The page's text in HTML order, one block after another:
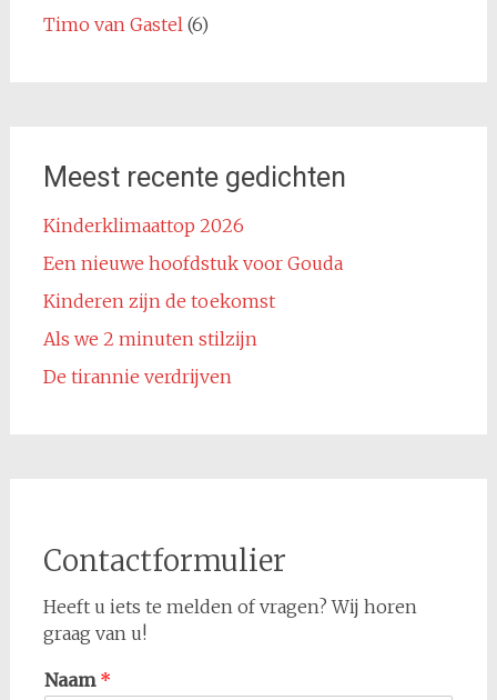
Timo van Gastel (6)
Meest recente gedichten
Kinderklimaattop 2026
Een nieuwe hoofdstuk voor Gouda
Kinderen zijn de toekomst
Als we 2 minuten stilzijn
De tirannie verdrijven
Contactformulier
Heeft u iets te melden of vragen? Wij horen
graag van u!
Naam *